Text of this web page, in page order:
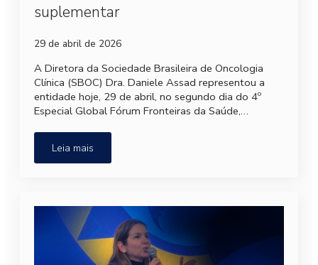
suplementar
29 de abril de 2026
A Diretora da Sociedade Brasileira de Oncologia
Clínica (SBOC) Dra. Daniele Assad representou a
entidade hoje, 29 de abril, no segundo dia do 4º
Especial Global Fórum Fronteiras da Saúde,…
Leia mais